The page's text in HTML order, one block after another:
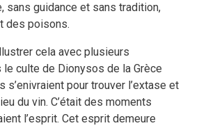
sans guidance et sans tradition,
des poisons.
cela avec plusieurs
le culte de Dionysos de la Grèce
s’enivraient pour trouver l’extase et
du vin. C’était des moments
l’esprit. Cet esprit demeure